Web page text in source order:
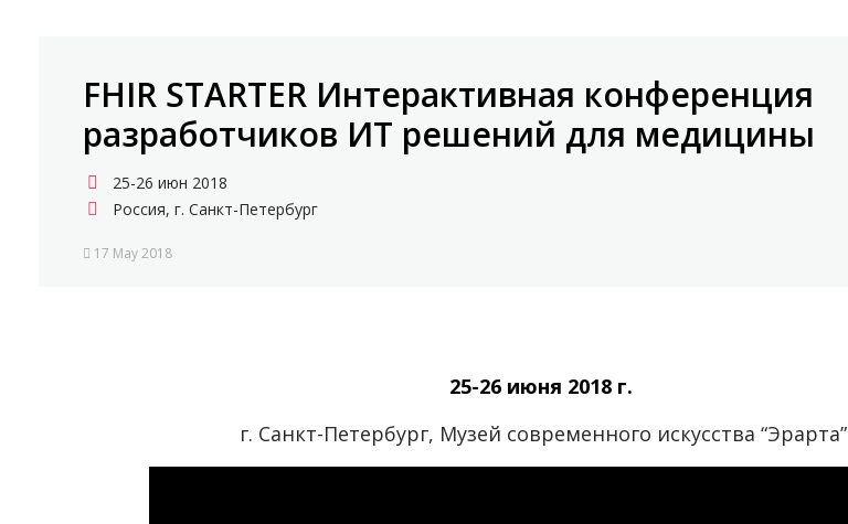
FHIR STARTER Интерактивная конференция
разработчиков ИТ решений для медицины
25-26 июн 2018
Россия, г. Санкт-Петербург
17 May 2018
25-26 июня 2018 г.
г. Санкт-Петербург, Музей современного искусства “Эрарта”